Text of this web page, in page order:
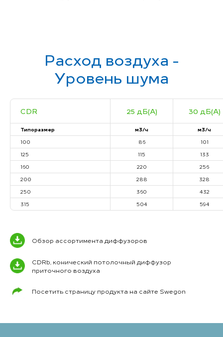
Расход воздуха -
Уровень шума
CDR 25 дБ(А) 30 дБ(А)
Типоразмер м3/ч
м3/ч
100
86
101
125
115
133
160
220
256
200
288
328
250
360
432
315
504 594
Обзор ассортимента диффузоров
CDRb, конический потолочный диффузор
приточного воздуха
Посетить страницу продукта на сайте Swegon